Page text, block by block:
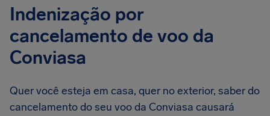
Indenização por
cancelamento de voo da
Conviasa
Quer você esteja em casa, quer no exterior, saber do
cancelamento do seu voo da Conviasa causará